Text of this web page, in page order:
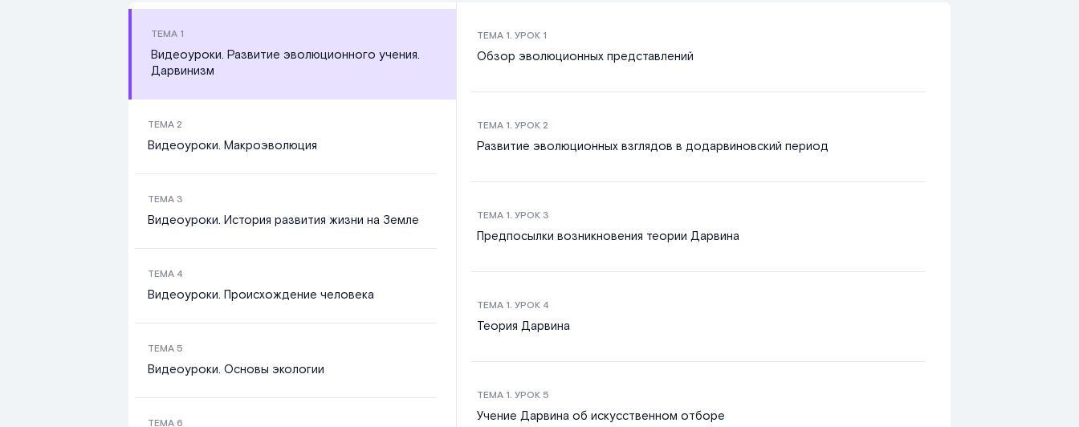
ТЕМА 1
Видеоуроки. Развитие эволюционного учения.
Дарвинизм
ТЕМА 2
Видеоуроки. Макроэволюция
ТЕМА 3
Видеоуроки. История развития жизни на Земле
ТЕМА 4
Видеоуроки. Происхождение человека
ТЕМА 5
Видеоуроки. Основы экологии
ТЕМА 6
ТЕМА 1. УРОК 1
Обзор эволюционных представлений
ТЕМА 1. УРОК 2
Развитие эволюционных взглядов в додарвиновский период
ТЕМА 1. УРОК 3
Предпосылки возникновения теории Дарвина
ТЕМА 1. УРОК 4
Теория Дарвина
ТЕМА 1. УРОК 5
Учение Дарвина об искусственном отборе